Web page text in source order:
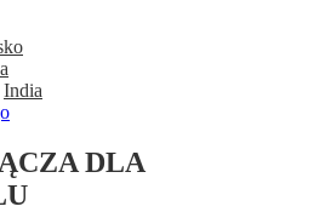
India
DLA